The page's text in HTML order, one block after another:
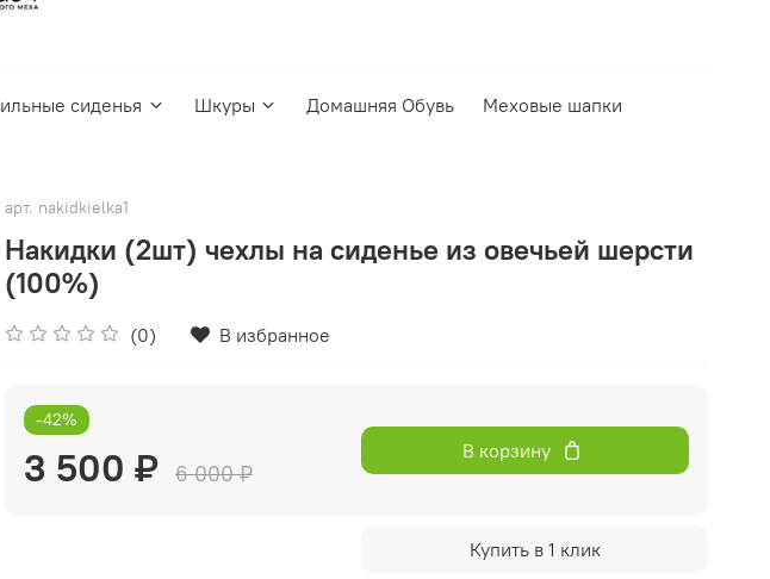
сиденья Шкуры Домашняя Обувь Меховые шапки
арт. nakidkielka1
Накидки (2шт) чехлы на сиденье из овечьей шерсти
(100%)
(0) В избранное
-42%
3 500 ₽ 6 000 ₽
В корзину
Купить в 1 клик